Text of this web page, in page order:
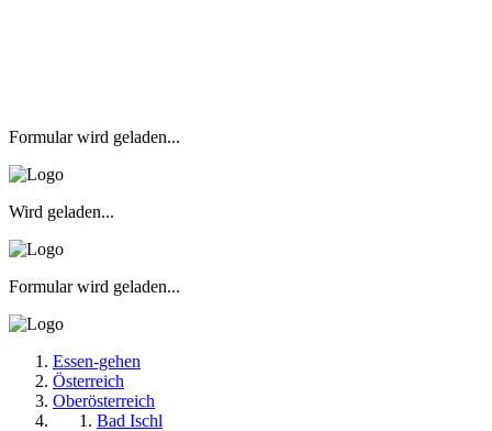
Formular wird geladen...
Wird geladen...
Formular wird geladen...
Essen-gehen
Österreich
Oberösterreich
Bad Ischl